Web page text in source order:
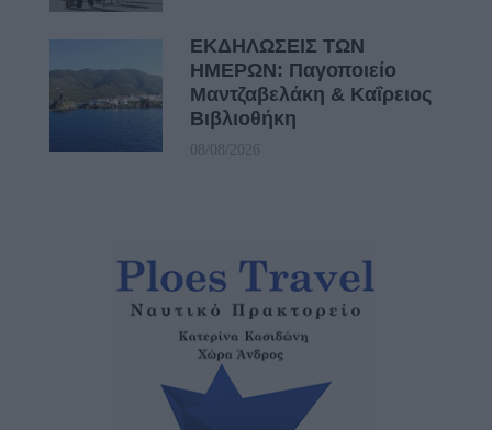
ΕΚΔΗΛΩΣΕΙΣ ΤΩΝ
ΗΜΕΡΩΝ: Παγοποιείο
Μαντζαβελάκη & Καΐρειος
Βιβλιοθήκη
08/08/2026